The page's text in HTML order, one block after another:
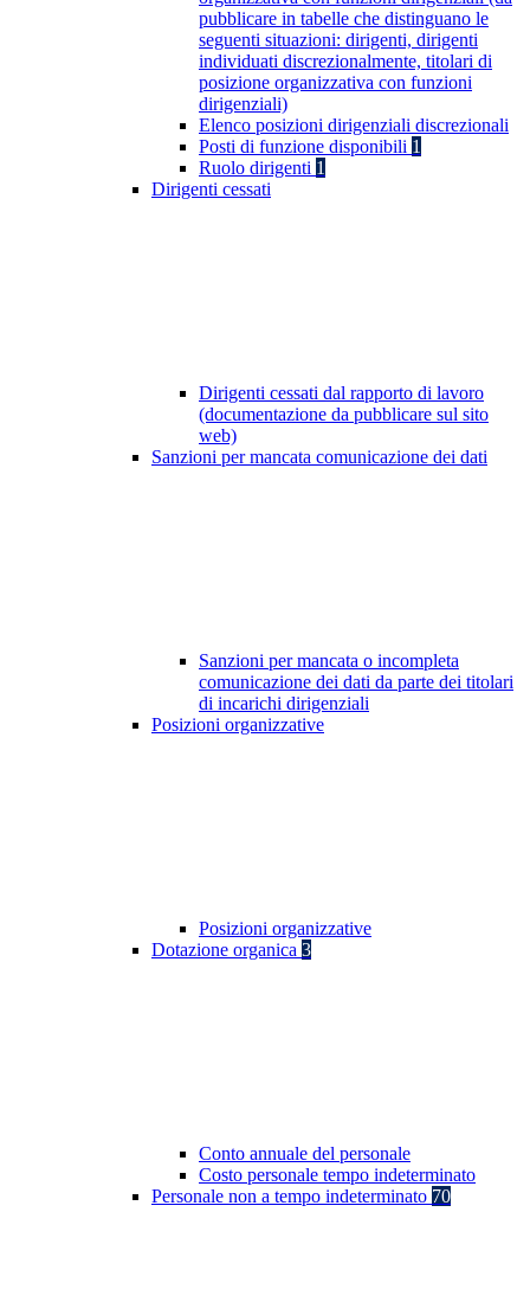
pubblicare in tabelle che distinguano le
seguenti situazioni: dirigenti, dirigenti
individuati discrezionalmente, titolari di
posizione organizzativa con funzioni
dirigenziali)
Elenco posizioni dirigenziali discrezionali
Posti di funzione disponibili 1
Ruolo dirigenti 1
Dirigenti cessati
Dirigenti cessati dal rapporto di lavoro
(documentazione da pubblicare sul sito
web)
Sanzioni per mancata comunicazione dei dati
Sanzioni per mancata o incompleta
comunicazione dei dati da parte dei titolari
di incarichi dirigenziali
Posizioni organizzative
Posizioni organizzative
Dotazione organica 3
Conto annuale del personale
Costo personale tempo indeterminato
Personale non a tempo indeterminato 70